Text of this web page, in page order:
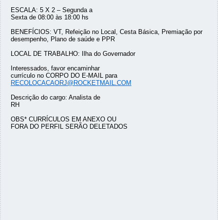
ESCALA: 5 X 2 – Segunda a
Sexta de 08:00 às 18:00 hs
BENEFÍCIOS: VT, Refeição no Local, Cesta Básica, Premiação por
desempenho, Plano de saúde e PPR
LOCAL DE TRABALHO: Ilha do Governador
Interessados, favor encaminhar
currículo no CORPO DO E-MAIL para
RECOLOCACAORJ@ROCKETMAIL.COM
Descrição do cargo: Analista de
RH
OBS* CURRÍCULOS EM ANEXO OU
FORA DO PERFIL SERÃO DELETADOS